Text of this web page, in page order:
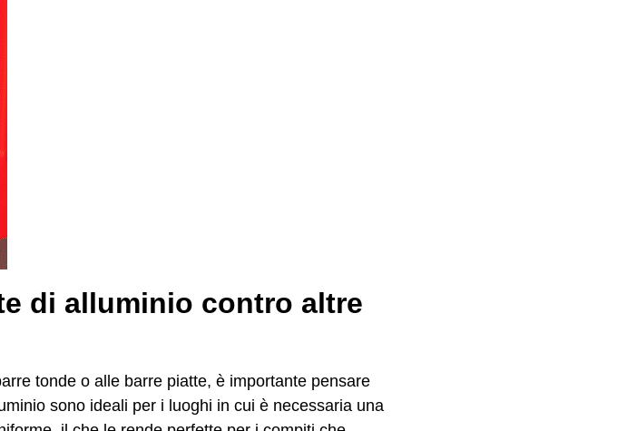
di alluminio contro altre
tonde o alle barre piatte, è importante pensare
sono ideali per i luoghi in cui è necessaria una